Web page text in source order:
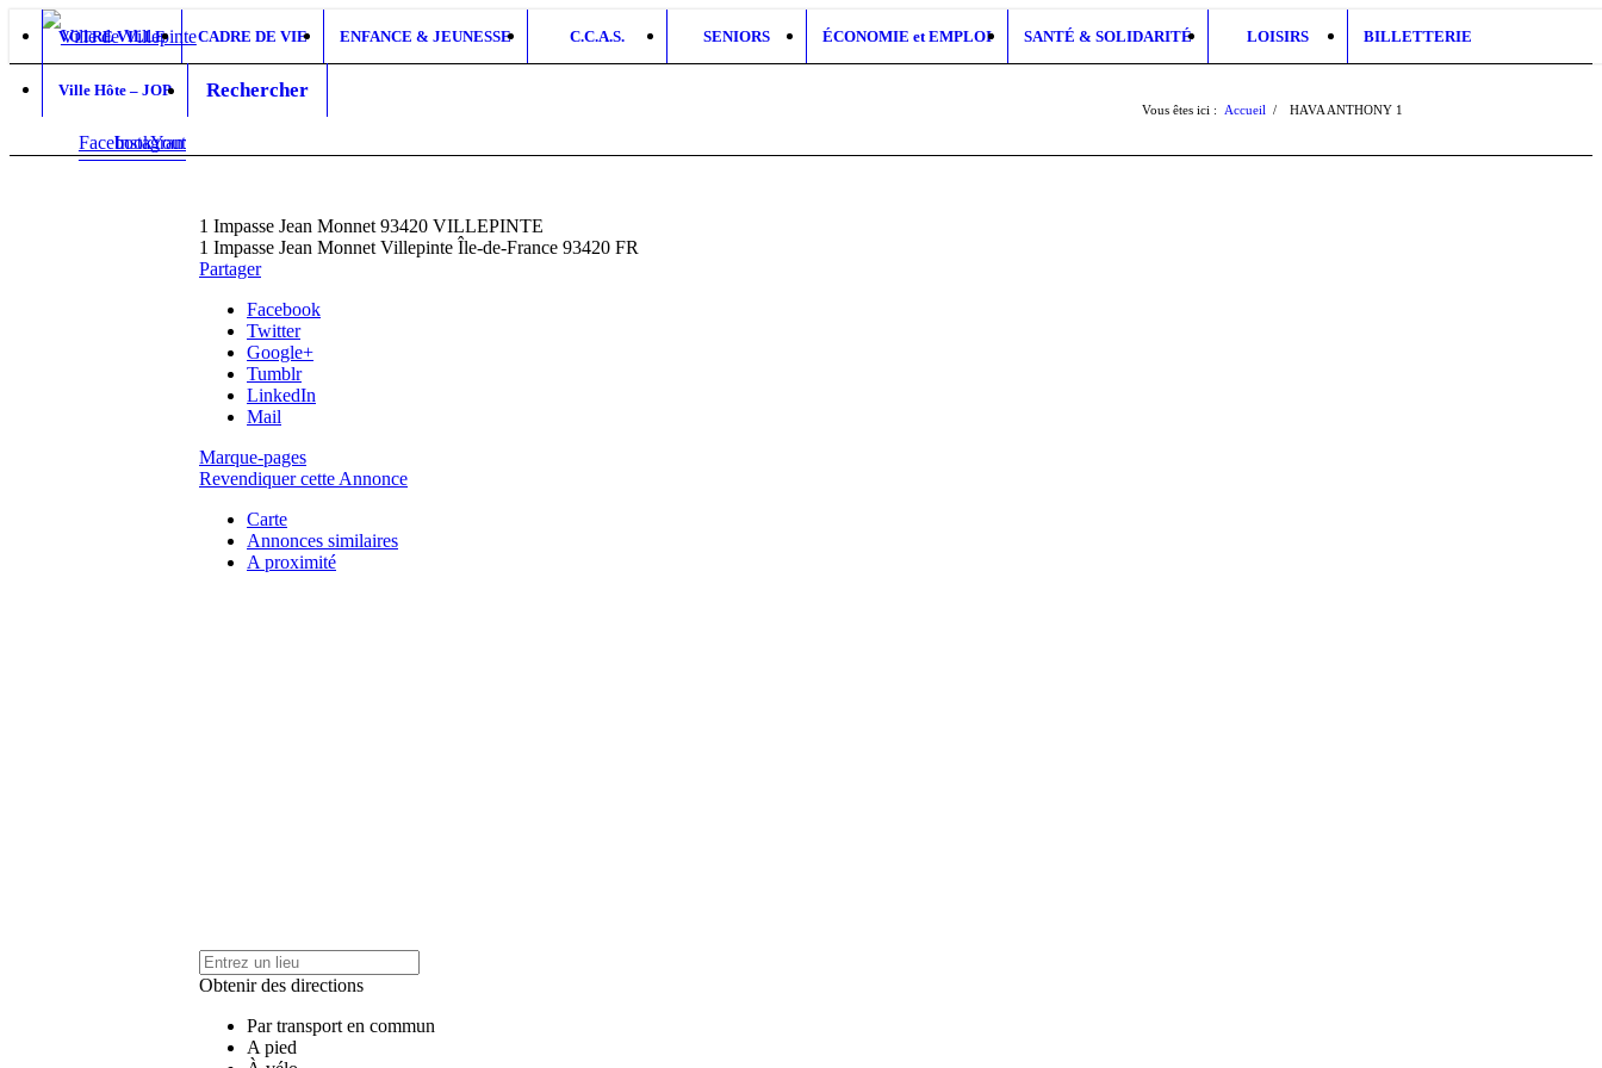
VOTRE VILLE CADRE DE VIE ENFANCE & JEUNESSE C.C.A.S. SENIORS ÉCONOMIE et EMPLOI SANTÉ & SOLIDARITÉ LOISIRS BILLETTERIE
Ville Hôte – JOP Rechercher
FacebookInstagram
Youtube
Vous êtes ici : Accueil 1
/ HAVA ANTHONY
1 Impasse Jean Monnet 93420 VILLEPINTE
1 Impasse Jean Monnet Villepinte Île-de-France 93420 FR
Partager
Facebook
Twitter
Google+
Tumblr
LinkedIn
Mail
Marque-pages
Revendiquer cette Annonce
Carte
Annonces similaires
A proximité
Obtenir des directions
Par transport en commun
A pied